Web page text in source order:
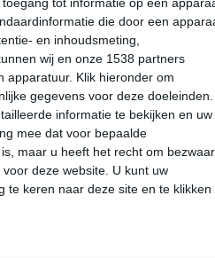
die door een
en inhoudsmeting,
wij en onze 1538 partners
apparatuur. Klik hieronder om
gegevens voor deze doeleinden.
informatie te bekijken en uw
mee dat voor bepaalde
maar u heeft het recht om bezwaar
deze website. U kunt uw
te keren naar deze site en te klikken
21:00
21:00
OZO 1
Beste
Het weer
reizen.
reizen?
over de